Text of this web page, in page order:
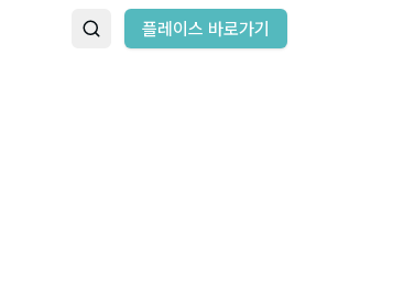
플레이스 바로가기